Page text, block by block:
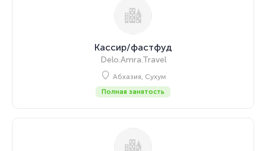
Кассир/фастфуд
Delo.Amra.Travel
Абхазия, Сухум
Полная занятость